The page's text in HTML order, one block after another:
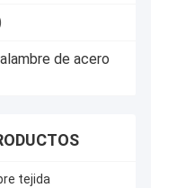
de acero
tejida